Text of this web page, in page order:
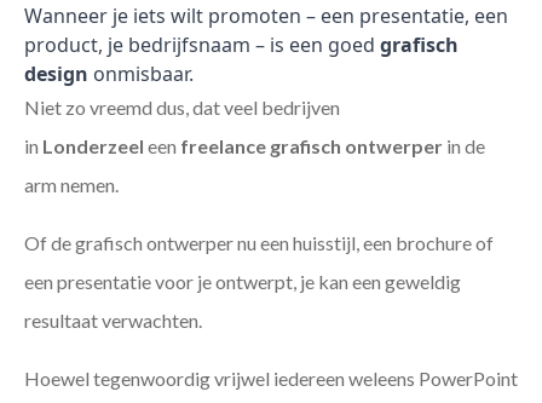
Wanneer je iets wilt promoten – een presentatie, een
product, je bedrijfsnaam – is een goed grafisch
design onmisbaar.
Niet zo vreemd dus, dat veel bedrijven
in Londerzeel een freelance grafisch ontwerper in de
arm nemen.
Of de grafisch ontwerper nu een huisstijl, een brochure of
een presentatie voor je ontwerpt, je kan een geweldig
resultaat verwachten.
Hoewel tegenwoordig vrijwel iedereen weleens PowerPoint